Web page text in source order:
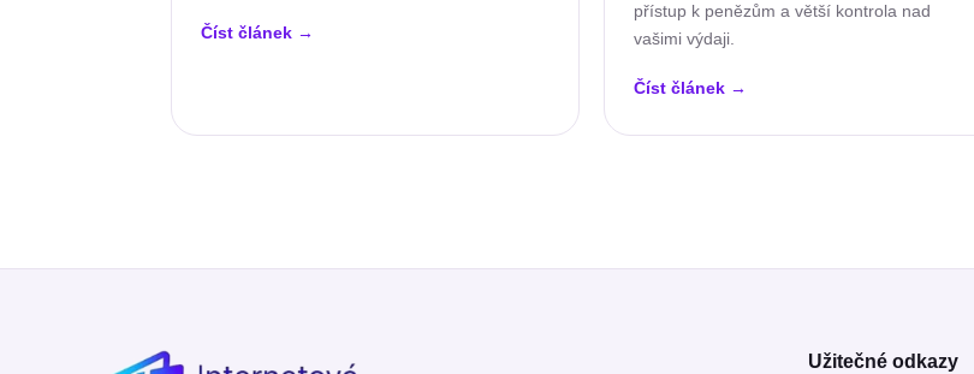
Číst článek →
přístup k penězům a větší kontrola nad
vašimi výdaji.
Číst článek →
Užitečné odkazy